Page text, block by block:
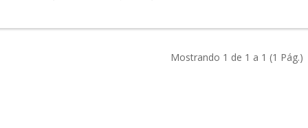
Mostrando 1 de 1 a 1 (1 Pág.)